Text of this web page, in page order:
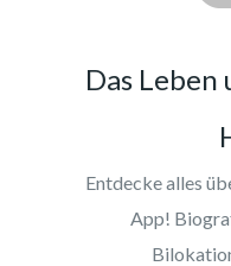
Das Leben
Entdecke alles
App!